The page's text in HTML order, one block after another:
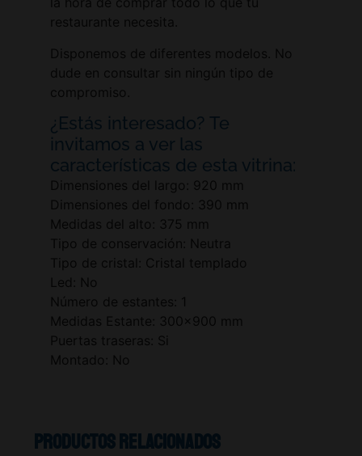
restaurante necesita.
Disponemos de diferentes modelos. No
dude en consultar sin ningún tipo de
compromiso.
¿Estás interesado? Te
invitamos a ver las
características de esta vitrina:
Dimensiones del largo: 920 mm
Dimensiones del fondo: 390 mm
Medidas del alto: 375 mm
Tipo de conservación: Neutra
Tipo de cristal: Cristal templado
Led: No
Número de estantes: 1
Medidas Estante: 300×900 mm
Puertas traseras: Si
Montado: No
Productos relacionados